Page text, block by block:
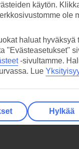
käytön.
ole
haluat hyväksyä
"Evästeasetukset"
-sivultamme.
Lue
Hylkää